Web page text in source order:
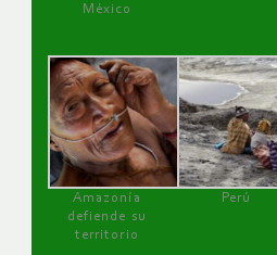
México
Amazonía
defiende su
territorio
Perú